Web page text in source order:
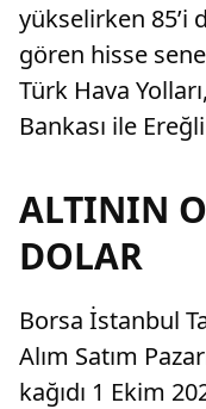
yükselirken 85’i
gören hisse
Türk Hava
Bankası ile
ALTININ
DOLAR
Borsa İstanbul
Alım Satım
kağıdı 1 Ekim